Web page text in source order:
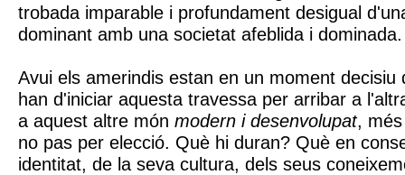
trobada imparable i profundament desigual
dominant amb una societat afeblida i dominada.
Avui els amerindis estan en un moment decisiu
han d'iniciar aquesta travessa per arribar a
a aquest altre món modern i desenvolupat,
no pas per elecció. Què hi duran? Què en
identitat, de la seva cultura, dels seus